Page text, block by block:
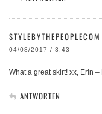
STYLEBYTHEPEOPLECOM
04/08/2017 / 3:43
What a great skirt! xx, Erin –
ANTWORTEN